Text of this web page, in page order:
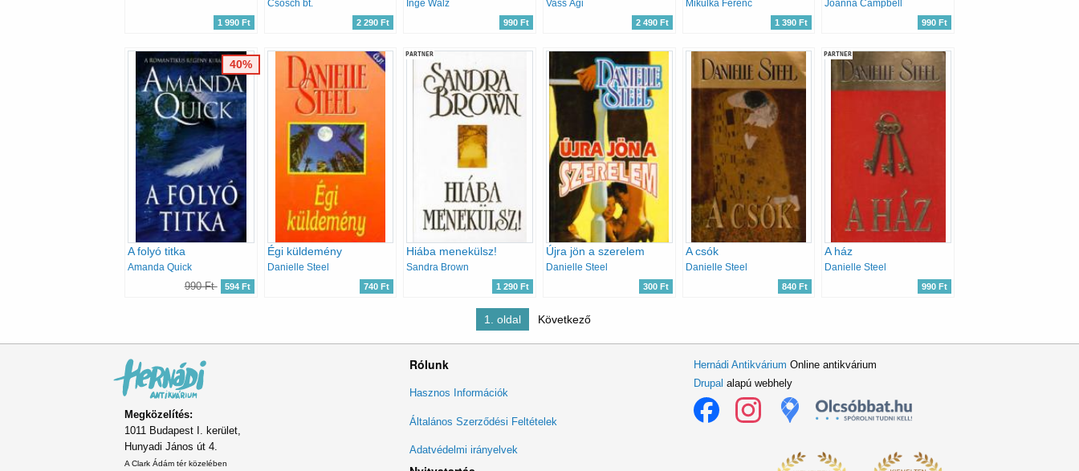
1 990 Ft
Csosch bt.
2 290 Ft
Inge Walz
990 Ft
Vass Ági
2 490 Ft
Mikulka Ferenc
1 390 Ft
Joanna Campbell
990 Ft
A folyó titka
Amanda Quick
990 Ft 594 Ft
40%
Égi küldemény
Danielle Steel
740 Ft
PARTNER
Hiába menekülsz!
Sandra Brown
1 290 Ft
Újra jön a szerelem
Danielle Steel
300 Ft
A csók
Danielle Steel
840 Ft
PARTNER
A ház
Danielle Steel
990 Ft
Jelenleg itt:
1. oldal
Következő
Következő
Megközelítés:
1011 Budapest I. kerület,
Hunyadi János út 4.
A Clark Ádám tér közelében
Rólunk
Lábléc
menü
Hasznos Információk
Általános Szerződési Feltételek
Adatvédelmi irányelvek
Hernádi Antikvárium Online antikvárium
Drupal alapú webhely